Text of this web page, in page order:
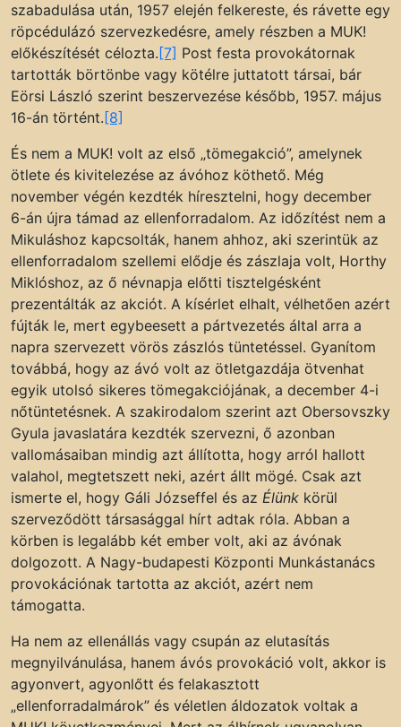
szabadulása után, 1957 elején felkereste, és rávette egy
röpcédulázó szervezkedésre, amely részben a MUK!
előkészítését célozta. [7] Post festa provokátornak
tartották börtönbe vagy kötélre juttatott társai, bár
Eörsi László szerint beszervezése később, 1957. május
16-án történt. [8]
És nem a MUK! volt az első „tömegakció”, amelynek
ötlete és kivitelezése az ávóhoz köthető. Még
november végén kezdték híresztelni, hogy december
6-án újra támad az ellenforradalom. Az időzítést nem a
Mikuláshoz kapcsolták, hanem ahhoz, aki szerintük az
ellenforradalom szellemi elődje és zászlaja volt, Horthy
Miklóshoz, az ő névnapja előtti tisztelgésként
prezentálták az akciót. A kísérlet elhalt, vélhetően azért
fújták le, mert egybeesett a pártvezetés által arra a
napra szervezett vörös zászlós tüntetéssel. Gyanítom
továbbá, hogy az ávó volt az ötletgazdája ötvenhat
egyik utolsó sikeres tömegakciójának, a december 4-i
nőtüntetésnek. A szakirodalom szerint azt Obersovszky
Gyula javaslatára kezdték szervezni, ő azonban
vallomásaiban mindig azt állította, hogy arról hallott
valahol, megtetszett neki, azért állt mögé. Csak azt
ismerte el, hogy Gáli Józseffel és az Élünk körül
szerveződött társasággal hírt adtak róla. Abban a
körben is legalább két ember volt, aki az ávónak
dolgozott. A Nagy-budapesti Központi Munkástanács
provokációnak tartotta az akciót, azért nem
támogatta.
Ha nem az ellenállás vagy csupán az elutasítás
megnyilvánulása, hanem ávós provokáció volt, akkor is
agyonvert, agyonlőtt és felakasztott
„ellenforradalmárok” és véletlen áldozatok voltak a